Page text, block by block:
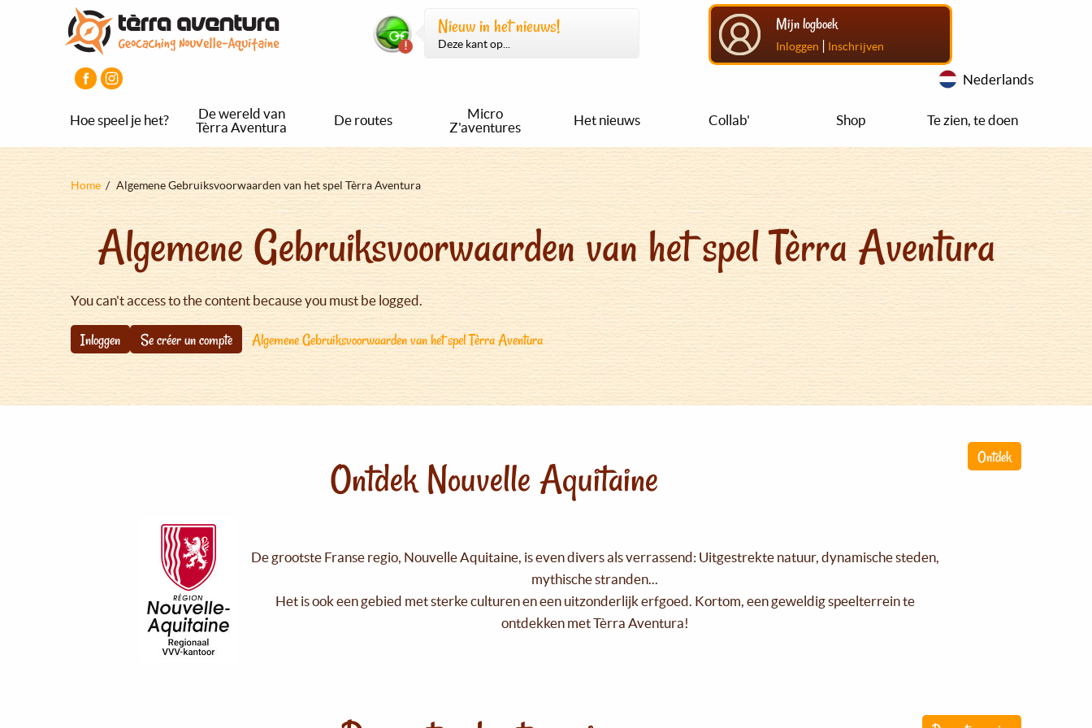
Nieuw in het nieuws!
Deze kant op...
Mijn logboek
Inloggen | Inschrijven
Nederlands
Hoe speel je het?
De wereld van
Tèrra Aventura
De routes
Micro
Z'aventures
Het nieuws Collab' Shop Te zien, te doen
Kruimelpad
Home Algemene Gebruiksvoorwaarden van het spel Tèrra Aventura
Algemene Gebruiksvoorwaarden van het spel Tèrra Aventura
You can't access to the content because you must be logged.
Inloggen Se créer un compte Algemene Gebruiksvoorwaarden van het spel Tèrra Aventura
Ontdek
Ontdek Nouvelle Aquitaine
De grootste Franse regio, Nouvelle Aquitaine, is even divers als verrassend: Uitgestrekte natuur, dynamische steden,
mythische stranden...
Het is ook een gebied met sterke culturen en een uitzonderlijk erfgoed. Kortom, een geweldig speelterrein te
ontdekken met Tèrra Aventura!